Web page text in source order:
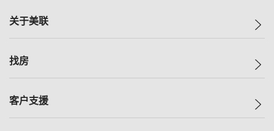
关于美联
美联集团
人才招募
找房
一手新房
客户支援